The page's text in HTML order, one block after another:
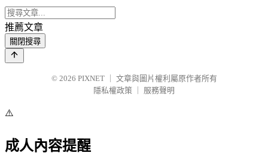
推薦文章
關閉搜尋
© 2026 PIXNET
文章與圖片權利屬原作者所有
隱私權政策
服務聲明
⚠️
成人內容提醒